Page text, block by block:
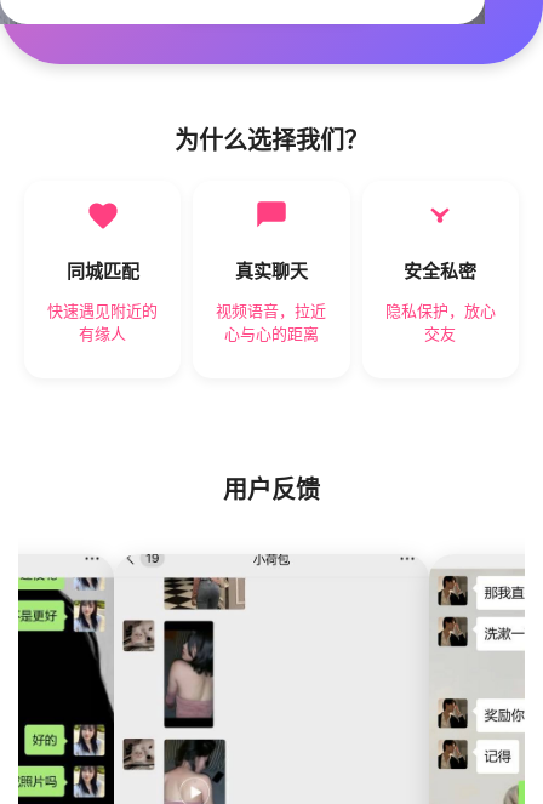
为什么选择我们？
同城匹配
快速遇见附近的
有缘人
真实聊天
视频语音，拉近
心与心的距离
安全私密
隐私保护，放心
交友
用户反馈